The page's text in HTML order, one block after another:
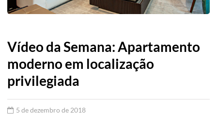
Vídeo da Semana: Apartamento
moderno em localização
privilegiada
5 de dezembro de 2018